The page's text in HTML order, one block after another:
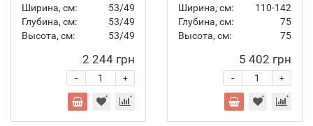
Ширина, см:
53/49
Глубина, см:
53/49
Высота, см:
53/49
2 244 грн
+
-
Ширина, см:
110-142
Глубина, см:
75
Высота, см:
75
5 402 грн
+
-